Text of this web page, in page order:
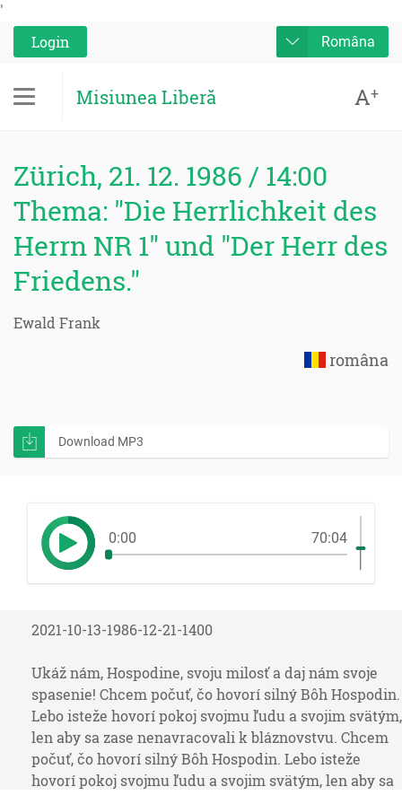
'
Login
Româna
Misiunea Liberă A+
Zürich, 21. 12. 1986 / 14:00
Thema: "Die Herrlichkeit des
Herrn NR 1" und "Der Herr des
Friedens."
Ewald Frank
româna
Download MP3
0:00 70:04
2021-10-13-1986-12-21-1400
Ukáž nám, Hospodine, svoju milosť a daj nám svoje
spasenie! Chcem počuť, čo hovorí silný Bôh Hospodin.
Lebo isteže hovorí pokoj svojmu ľudu a svojim svätým,
len aby sa zase nenavracovali k bláznovstvu. Chcem
počuť, čo hovorí silný Bôh Hospodin. Lebo isteže
hovorí pokoj svojmu ľudu a svojim svätým, len aby sa